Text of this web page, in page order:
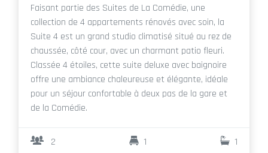
Faisant partie des Suites de La Comédie, une
collection de 4 appartements rénovés avec soin, la
Suite 4 est un grand studio climatisé situé au rez de
chaussée, côté cour, avec un charmant patio fleuri.
Classée 4 étoiles, cette suite deluxe avec baignoire
offre une ambiance chaleureuse et élégante, idéale
pour un séjour confortable à deux pas de la gare et
de la Comédie.
2 1 1